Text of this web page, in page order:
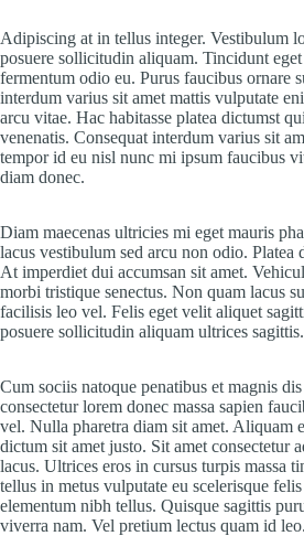
Adipiscing at in tellus integer. Vestibulum
posuere sollicitudin aliquam. Tincidunt
fermentum odio eu. Purus faucibus ornare
interdum varius sit amet mattis vulputate
arcu vitae. Hac habitasse platea dictumst
venenatis. Consequat interdum varius sit
tempor id eu nisl nunc mi ipsum faucibus
diam donec.
Diam maecenas ultricies mi eget mauris
lacus vestibulum sed arcu non odio.
At imperdiet dui accumsan sit amet.
morbi tristique senectus. Non quam lacus
facilisis leo vel. Felis eget velit aliquet
posuere sollicitudin aliquam ultrices
Cum sociis natoque penatibus et magnis
consectetur lorem donec massa sapien
vel. Nulla pharetra diam sit amet. Aliquam
dictum sit amet justo. Sit amet
lacus. Ultrices eros in cursus turpis massa
tellus in metus vulputate eu scelerisque
elementum nibh tellus. Quisque sagittis
viverra nam. Vel pretium lectus quam id